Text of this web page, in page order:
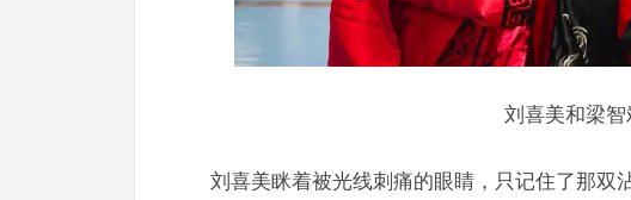
刘喜美和梁智
刘喜美眯着被光线刺痛的眼睛，只记住了那双